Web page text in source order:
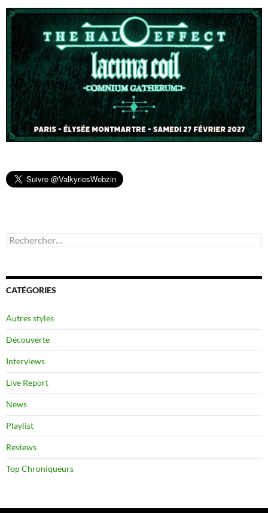
Rechercher :
CATÉGORIES
Autres styles
Découverte
Interviews
Live Report
News
Playlist
Reviews
Top Chroniqueurs